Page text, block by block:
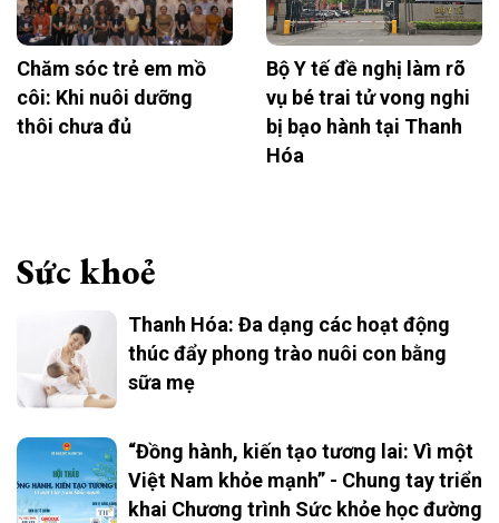
Chăm sóc trẻ em mồ
côi: Khi nuôi dưỡng
thôi chưa đủ
Bộ Y tế đề nghị làm rõ
vụ bé trai tử vong nghi
bị bạo hành tại Thanh
Hóa
Sức khoẻ
Thanh Hóa: Đa dạng các hoạt động
thúc đẩy phong trào nuôi con bằng
sữa mẹ
“Đồng hành, kiến tạo tương lai: Vì một
Việt Nam khỏe mạnh” - Chung tay triển
khai Chương trình Sức khỏe học đường